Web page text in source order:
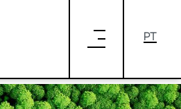
UMA AGENDA DE
2030